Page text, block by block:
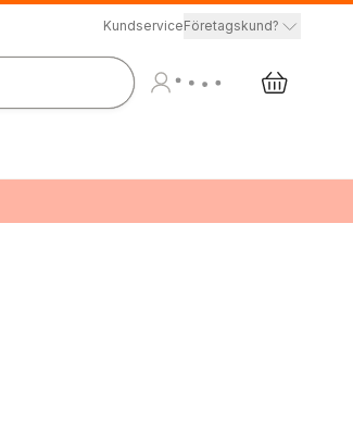
KundserviceFöretagskund?